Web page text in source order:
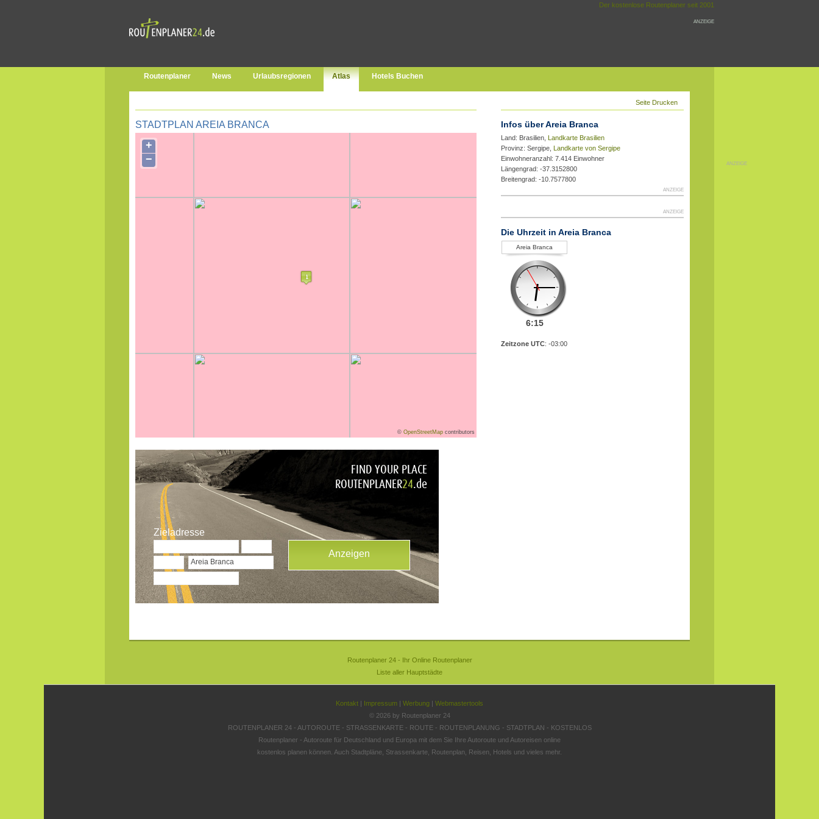
Der kostenlose Routenplaner seit 2001
ANZEIGE
ANZEIGE
Routenplaner News Urlaubsregionen Atlas Hotels Buchen
Seite Drucken
STADTPLAN AREIA BRANCA
+
−
© OpenStreetMap contributors
Zieladresse
Infos über Areia Branca
Land: Brasilien, Landkarte Brasilien
Provinz: Sergipe, Landkarte von Sergipe
Einwohneranzahl: 7.414 Einwohner
Längengrad: -37.3152800
Breitengrad: -10.7577800
ANZEIGE
ANZEIGE
Die Uhrzeit in Areia Branca
Areia Branca
6:15
Zeitzone UTC: -03:00
Routenplaner 24 - Ihr Online Routenplaner
Liste aller Hauptstädte
Kontakt | Impressum | Werbung | Webmastertools
© 2026 by Routenplaner 24
ROUTENPLANER 24 - AUTOROUTE - STRASSENKARTE - ROUTE - ROUTENPLANUNG - STADTPLAN - KOSTENLOS
Routenplaner - Autoroute für Deutschland und Europa mit dem Sie Ihre Autoroute und Autoreisen online
kostenlos planen können. Auch Stadtpläne, Strassenkarte, Routenplan, Reisen, Hotels und vieles mehr.